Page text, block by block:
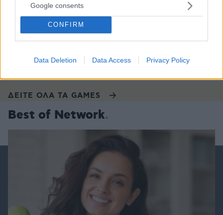
Google consents
CONFIRM
Data Deletion Data Access Privacy Policy
Cut The Rope Northern Heights Candy
ΔΕΙΤΕ ΟΛΑ ΤΑ GAMES
Best of Network